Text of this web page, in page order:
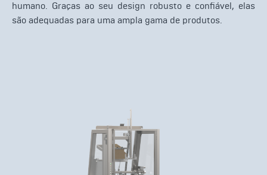
humano. Graças ao seu design robusto e confiável, elas
são adequadas para uma ampla gama de produtos.